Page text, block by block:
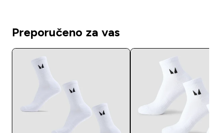
Preporučeno za vas